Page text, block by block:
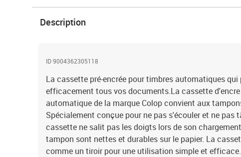
Description
ID 9004362305118
La cassette pré-encrée pour timbres automatiques
efficacement tous vos documents.La cassette
automatique de la marque Colop convient aux
Spécialement conçue pour ne pas s'écouler et ne pas
cassette ne salit pas les doigts lors de son
tampon sont nettes et durables sur le papier. La
comme un tiroir pour une utilisation simple et